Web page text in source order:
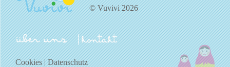
© Vuvivi 2026
über uns kontakt
Cookies|Datenschutz